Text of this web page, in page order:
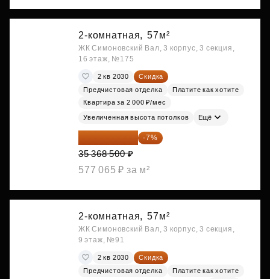
2-комнатная, 57м²
ЖК Симоновский Вал, 3 корпус, 3 секция,
16 этаж, №175
2 кв 2030
Скидка
Предчистовая отделка
Платите как хотите
Квартира за 2 000 ₽/мес
Увеличенная высота потолков Ещё
32 892 705 ₽ -7%
35 368 500 ₽
577 065 ₽ за м²
2-комнатная, 57м²
ЖК Симоновский Вал, 3 корпус, 3 секция,
9 этаж, №91
2 кв 2030
Скидка
Предчистовая отделка
Платите как хотите